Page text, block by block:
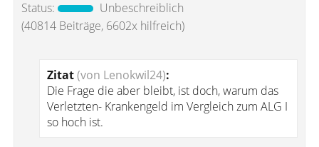
Status:
Unbeschreiblich
(40814 Beiträge, 6602x hilfreich)
Zitat(von Lenokwil24):
Die Frage die aber bleibt, ist doch, warum das
Verletzten- Krankengeld im Vergleich zum ALG I
so hoch ist.